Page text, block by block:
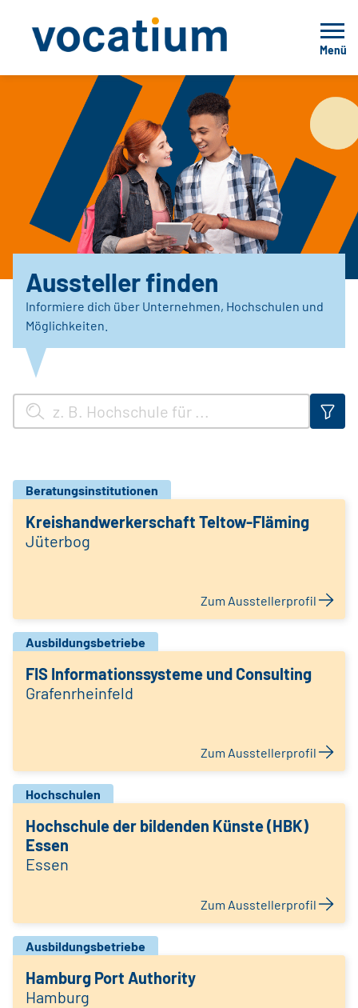
Menü
Aussteller finden
Informiere dich über Unternehmen, Hochschulen und
Möglichkeiten.
Beratungsinstitutionen
Kreishandwerkerschaft Teltow-Fläming
Jüterbog
Zum Ausstellerprofil
Ausbildungsbetriebe
FIS Informationssysteme und Consulting
Grafenrheinfeld
Zum Ausstellerprofil
Hochschulen
Hochschule der bildenden Künste (HBK)
Essen
Essen
Zum Ausstellerprofil
Ausbildungsbetriebe
Hamburg Port Authority
Hamburg